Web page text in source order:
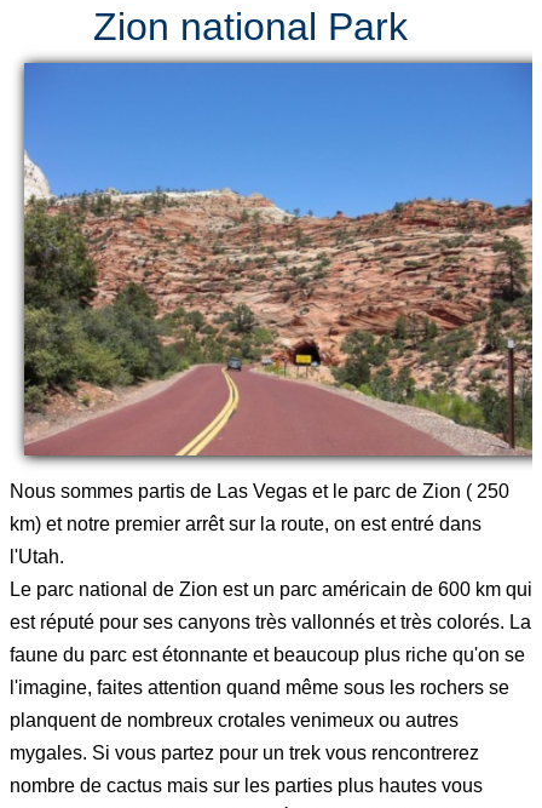
Zion national Park
Nous sommes partis de Las Vegas et le parc de Zion ( 250
km) et notre premier arrêt sur la route, on est entré dans
l'Utah.
Le parc national de Zion est un parc américain de 600 km qui
est réputé pour ses canyons très vallonnés et très colorés. La
faune du parc est étonnante et beaucoup plus riche qu'on se
l'imagine, faites attention quand même sous les rochers se
planquent de nombreux crotales venimeux ou autres
mygales. Si vous partez pour un trek vous rencontrerez
nombre de cactus mais sur les parties plus hautes vous